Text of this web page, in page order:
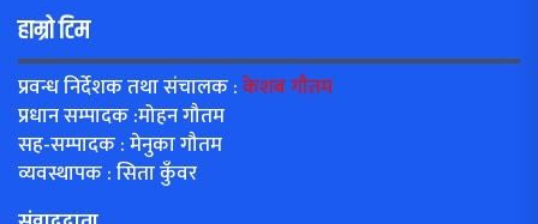
हाम्रो टिम
प्रवन्ध निर्देशक तथा संचालक :केशब गौतम
प्रधान सम्पादक :मोहन गौतम
सह-सम्पादक : मेनुका गौतम
व्यवस्थापक : सिता कुँवर